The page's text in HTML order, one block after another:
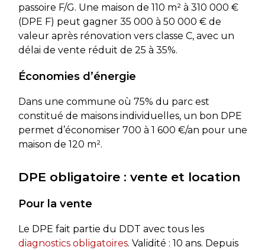
passoire F/G. Une maison de 110 m² à 310 000 €
(DPE F) peut gagner 35 000 à 50 000 € de
valeur après rénovation vers classe C, avec un
délai de vente réduit de 25 à 35%.
Économies d’énergie
Dans une commune où 75% du parc est
constitué de maisons individuelles, un bon DPE
permet d’économiser 700 à 1 600 €/an pour une
maison de 120 m².
DPE obligatoire : vente et location
Pour la vente
Le DPE fait partie du DDT avec tous les
diagnostics obligatoires. Validité : 10 ans. Depuis